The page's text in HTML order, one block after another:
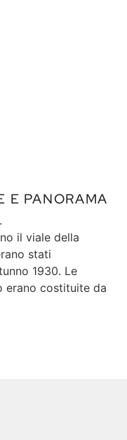
E PANORAMA
il viale della
stati
1930. Le
erano costituite da